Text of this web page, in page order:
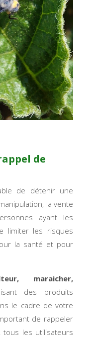
de
de détenir une
la vente
ayant les
limiter les risques
la santé et pour
maraicher,
des produits
le cadre de votre
de rappeler
tous les utilisateurs